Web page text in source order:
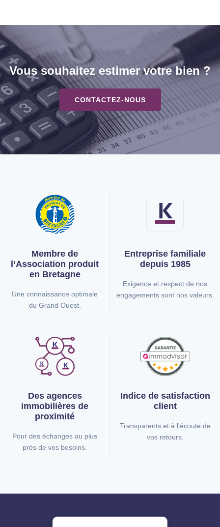
Vous souhaitez estimer votre bien ?
CONTACTEZ-NOUS
Membre de
l’Association produit
en Bretagne
Une connaissance optimale
du Grand Ouest.
Entreprise familiale
depuis 1985
Exigence et respect de nos
engagements sont nos valeurs.
Des agences
immobilières de
proximité
Pour des échanges au plus
près de vos besoins.
Indice desatisfaction
client
Transparents et à l'écoute de
vos retours.